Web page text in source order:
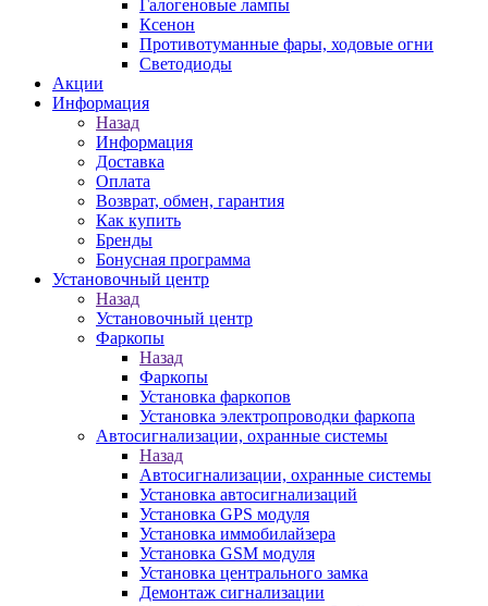
Галогеновые лампы
Ксенон
Противотуманные фары, ходовые огни
Светодиоды
Акции
Информация
Назад
Информация
Доставка
Оплата
Возврат, обмен, гарантия
Как купить
Бренды
Бонусная программа
Установочный центр
Назад
Установочный центр
Фаркопы
Назад
Фаркопы
Установка фаркопов
Установка электропроводки фаркопа
Автосигнализации, охранные системы
Назад
Автосигнализации, охранные системы
Установка автосигнализаций
Установка GPS модуля
Установка иммобилайзера
Установка GSM модуля
Установка центрального замка
Демонтаж сигнализации